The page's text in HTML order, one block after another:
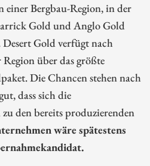
Bergbau-Region, in der
Gold und Anglo Gold
Gold verfügt nach
über das größte
Die Chancen stehen nach
dass sich die
den bereits produzierenden
wäre spätestens